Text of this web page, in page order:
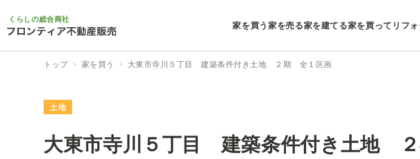
くらしの総合商社
家を買う 家を売る家を建てる家を買ってリフ
トップ 家を買う 大東市寺川５丁目 建築条件付き土地 ２期 全１区画
土地
大東市寺川５丁目 建築条件付き土地